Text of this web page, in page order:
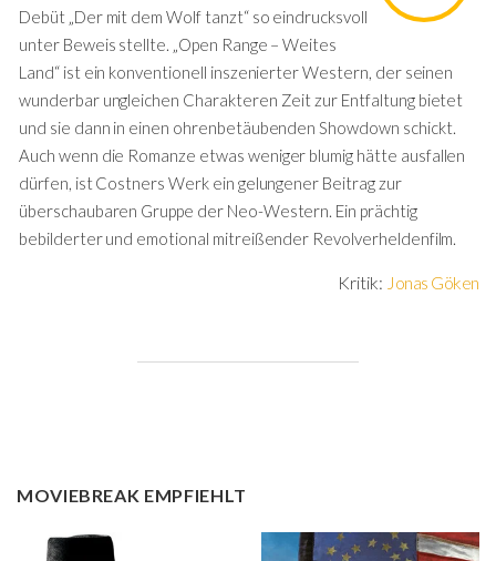
Debüt „Der mit dem Wolf tanzt“ so eindrucksvoll
unter Beweis stellte. „Open Range – Weites
Land“ ist ein konventionell inszenierter Western, der seinen
wunderbar ungleichen Charakteren Zeit zur Entfaltung bietet
und sie dann in einen ohrenbetäubenden Showdown schickt.
Auch wenn die Romanze etwas weniger blumig hätte ausfallen
dürfen, ist Costners Werk ein gelungener Beitrag zur
überschaubaren Gruppe der Neo-Western. Ein prächtig
bebilderter und emotional mitreißender Revolverheldenfilm.
Kritik: Jonas Göken
MOVIEBREAK EMPFIEHLT